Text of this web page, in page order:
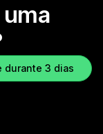
durante 3 dias